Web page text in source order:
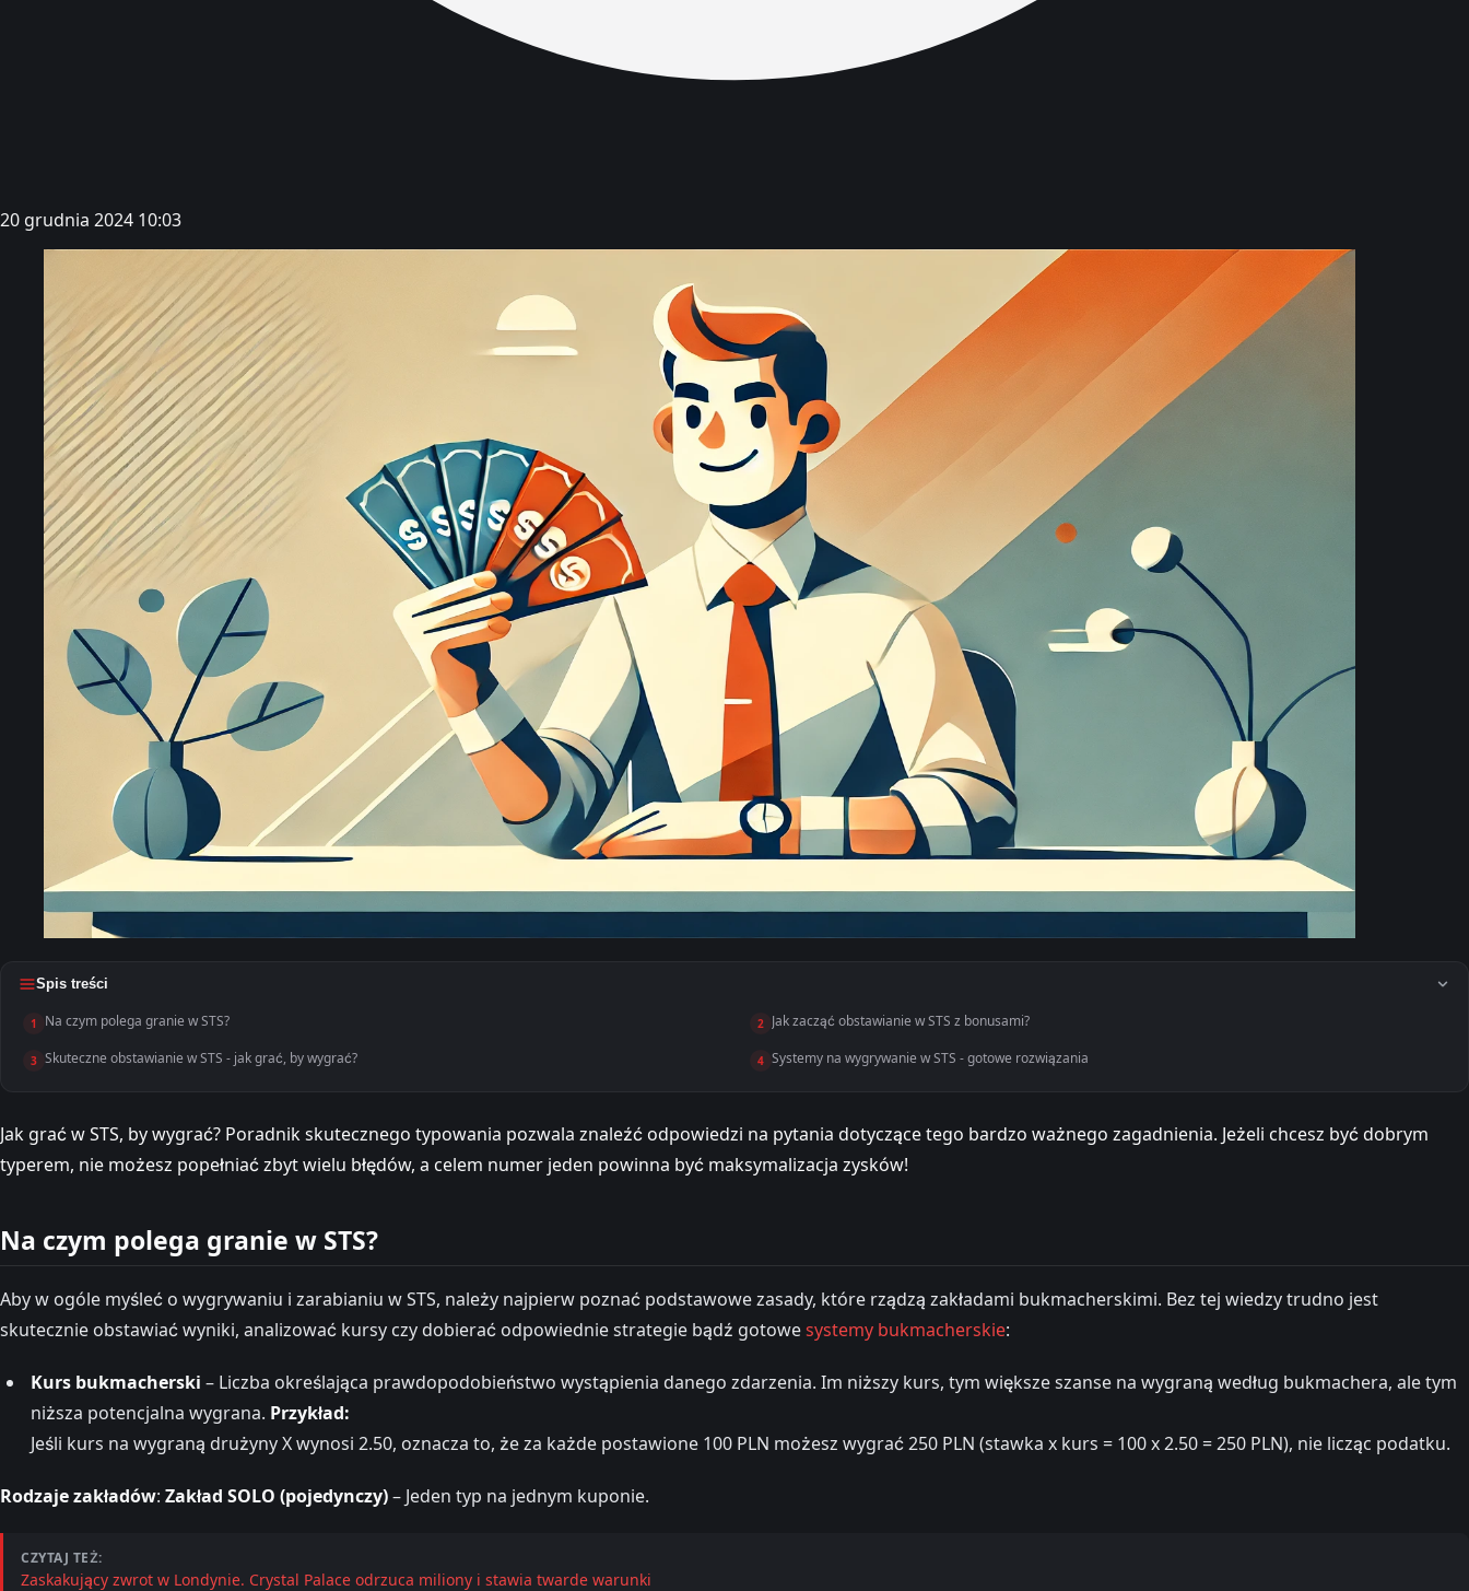
20 grudnia 2024 10:03
Spis treści
1 Na czym polega granie w STS? 2 Jak zacząć obstawianie w STS z bonusami?
3 Skuteczne obstawianie w STS - jak grać, by wygrać? 4 Systemy na wygrywanie w STS - gotowe rozwiązania
Jak grać w STS, by wygrać? Poradnik skutecznego typowania pozwala znaleźć odpowiedzi na pytania dotyczące tego bardzo ważnego zagadnienia. Jeżeli chcesz być dobrym
typerem, nie możesz popełniać zbyt wielu błędów, a celem numer jeden powinna być maksymalizacja zysków!
Na czym polega granie w STS?
Aby w ogóle myśleć o wygrywaniu i zarabianiu w STS, należy najpierw poznać podstawowe zasady, które rządzą zakładami bukmacherskimi. Bez tej wiedzy trudno jest
skutecznie obstawiać wyniki, analizować kursy czy dobierać odpowiednie strategie bądź gotowesystemy bukmacherskie:
Kurs bukmacherski – Liczba określająca prawdopodobieństwo wystąpienia danego zdarzenia. Im niższy kurs, tym większe szanse na wygraną według bukmachera, ale tym
niższa potencjalna wygrana. Przykład:
Jeśli kurs na wygraną drużyny X wynosi 2.50, oznacza to, że za każde postawione 100 PLN możesz wygrać 250 PLN (stawka x kurs = 100 x 2.50 = 250 PLN), nie licząc podatku.
Rodzaje zakładów: Zakład SOLO (pojedynczy)– Jeden typ na jednym kuponie.
CZYTAJ TEŻ:
Zaskakujący zwrot w Londynie. Crystal Palace odrzuca miliony i stawia twarde warunki